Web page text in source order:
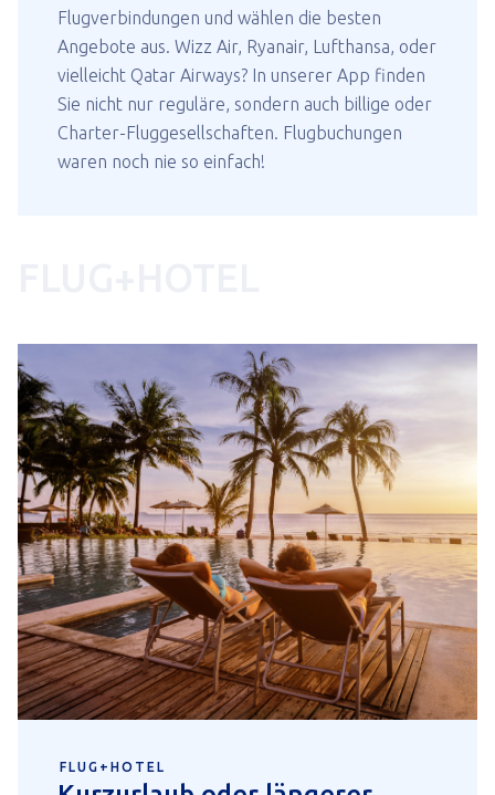
Flugverbindungen und wählen die besten
Angebote aus. Wizz Air, Ryanair, Lufthansa, oder
vielleicht Qatar Airways? In unserer App finden
Sie nicht nur reguläre, sondern auch billige oder
Charter-Fluggesellschaften. Flugbuchungen
waren noch nie so einfach!
FLUG+HOTEL